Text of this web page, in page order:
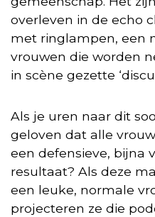
overleven in de echo
met ringlampen, een
vrouwen die worden
in scène gezette
Als je uren naar dit
geloven dat alle
een defensieve, bijna
resultaat? Als deze
een leuke, normale
projecteren ze die